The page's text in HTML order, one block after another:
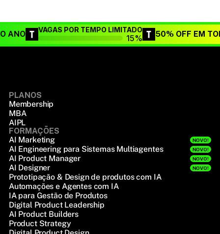
ANO VAGAS POR TEMPO LIMITADO
15% 50% OFF EM
PLANOS
Membership
MBA
AIPL
FORMAÇÕES
AI Marketing
NOVO!
AI Engineering para Sistemas Multiagentes NOVO!
AI Product Manager NOVO!
AI Designer NOVO!
Prototipação & Design de produtos com IA
Automações e Agentes com IA
IA para Gestão de Produtos
Digital Product Leadership
AI Product Builders
Product Strategy